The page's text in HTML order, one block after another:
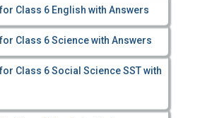
Class 6 English with Answers
Class 6 Science with Answers
Class 6 Social Science SST with